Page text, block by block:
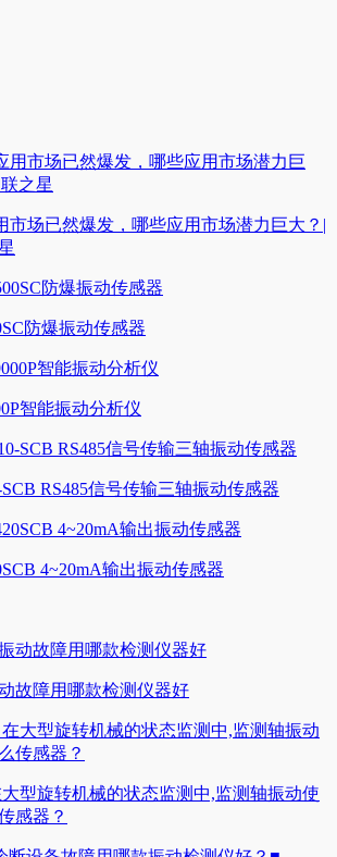
市场已然爆发，哪些应用市场潜力巨大？|
防爆振动传感器
智能振动分析仪
RS485信号传输三轴振动传感器
4~20mA输出振动传感器
故障用哪款检测仪器好
型旋转机械的状态监测中,监测轴振动使
感器？